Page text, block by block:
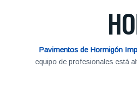
Pavimentos de Hormigón
equipo de profesionales está